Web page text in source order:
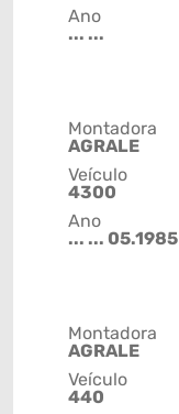
Ano
... ...
Montadora
AGRALE
Veículo
4300
Ano
... ... 05.1985
Montadora
AGRALE
Veículo
440